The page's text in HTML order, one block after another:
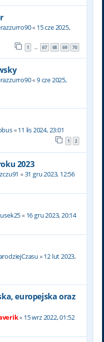
« 15 cze 2025,
1 … 67 68 69 70
«9 cze 2025,
«11 lis 2024, 23:01
1 2
2023
«31 gru 2023, 12:56
« 16 gru 2023, 20:14
«12 lut 2023,
europejska oraz
« 15 wrz 2022, 01:52